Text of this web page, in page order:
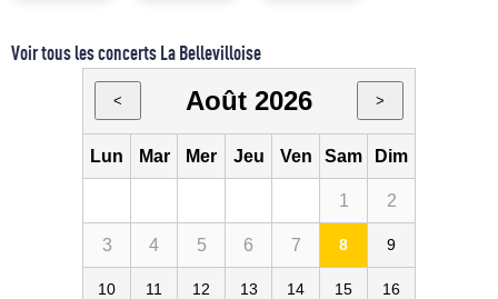
Voir tous les concerts La Bellevilloise
< Août 2026 >
Lun Mar Mer Jeu Ven Sam Dim
1 2
3 4 5 6 7 8 9
10 11 12 13 14 15 16